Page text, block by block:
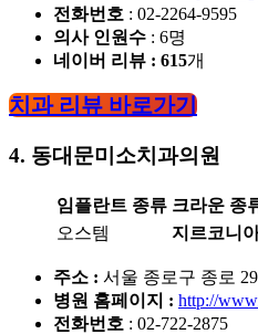
전화번호 : 02-2264-9595
의사 인원수 : 6명
네이버 리뷰 : 615개
치과 리뷰 바로가기
4. 동대문미소치과의원
임플란트 종류 크라운 종
오스템
지르코니
주소 : 서울 종로구 종로
병원 홈페이지 : http://
전화번호 : 02-722-2875